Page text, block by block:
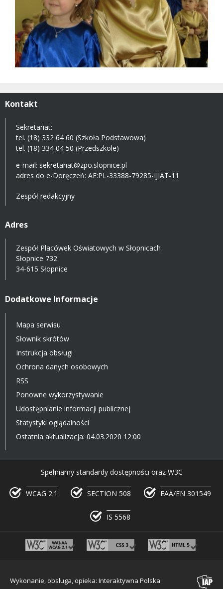
Kontakt
Sekretariat:
tel. (18) 332 64 60 (Szkoła Podstawowa)
tel. (18) 334 04 50 (Przedszkole)
e-mail: sekretariat@zpo.slopnice.pl
adres do e-Doręczeń: AE:PL-33388-79285-IJIAT-11
Zespół redakcyjny
Adres
Zespół Placówek Oświatowych w Słopnicach
Słopnice 732
34-615 Słopnice
Dodatkowe Informacje
Mapa serwisu
Słownik skrótów
Instrukcja obsługi
Ochrona danych osobowych
RSS
Ponowne wykorzystywanie
Udostępnianie informacji publicznej
Statystyki oglądalności
Ostatnia aktualizacja: 04.03.2020 12:00
Spełniamy standardy dostępności oraz W3C
WCAG 2.1 SECTION 508 EAA/EN 301549
IS 5568
Wykonanie, obsługa, opieka: Interaktywna Polska